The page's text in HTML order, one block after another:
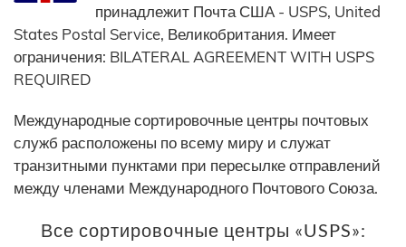
принадлежит Почта США - USPS, United
States Postal Service, Великобритания. Имеет
ограничения: BILATERAL AGREEMENT WITH USPS
REQUIRED
Международные сортировочные центры почтовых
служб расположены по всему миру и служат
транзитными пунктами при пересылке отправлений
между членами Международного Почтового Союза.
Все сортировочные центры «USPS»: